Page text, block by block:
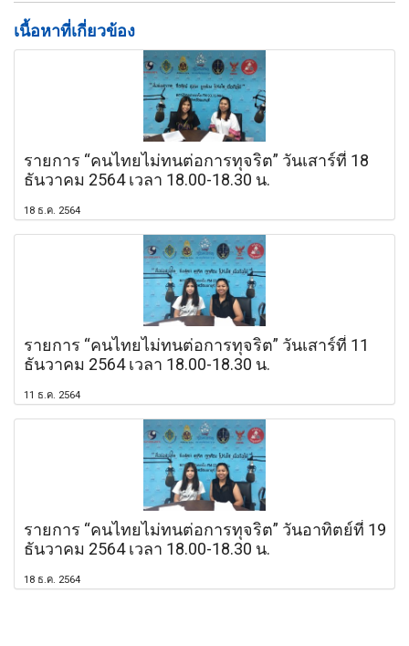
เนื้อหาที่เกี่ยวข้อง
รายการ “คนไทยไม่ทนต่อการทุจริต” วันเสาร์ที่ 18
ธันวาคม 2564 เวลา 18.00-18.30 น.
18 ธ.ค. 2564
รายการ “คนไทยไม่ทนต่อการทุจริต” วันเสาร์ที่ 11
ธันวาคม 2564 เวลา 18.00-18.30 น.
11 ธ.ค. 2564
รายการ “คนไทยไม่ทนต่อการทุจริต” วันอาทิตย์ที่ 19
ธันวาคม 2564 เวลา 18.00-18.30 น.
18 ธ.ค. 2564